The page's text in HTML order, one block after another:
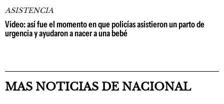
ASISTENCIA
Video: así fue el momento en que policías asistieron un parto de
urgencia y ayudaron a nacer a una bebé
MAS NOTICIAS DE NACIONAL